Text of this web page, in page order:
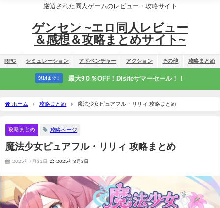
厳選された同人ゲームのレビュー・攻略サイト
ゲンセン ~エロ同人レビュー
＆感想＆攻略まとめサイト~
RPG シミュレーション アドベンチャー アクション その他 攻略まとめ
9/14まで！ 最大9０％OFF！Dlsiteサマーセール！！
ホーム 攻略まとめ 魔法少女ピュアフル・リリィ 攻略まとめ
攻略まとめ 攻略ページ
魔法少女ピュアフル・リリィ 攻略まとめ
2025年7月31日 2025年8月2日